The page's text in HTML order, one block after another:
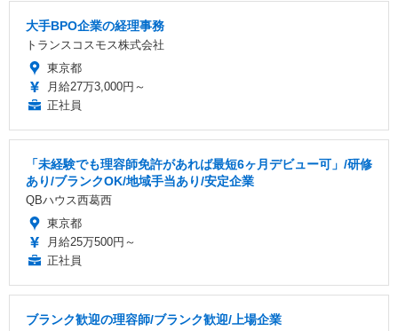
大手BPO企業の経理事務
トランスコスモス株式会社
東京都
月給27万3,000円～
正社員
「未経験でも理容師免許があれば最短6ヶ月デビュー可」/研修
あり/ブランクOK/地域手当あり/安定企業
QBハウス西葛西
東京都
月給25万500円～
正社員
ブランク歓迎の理容師/ブランク歓迎/上場企業